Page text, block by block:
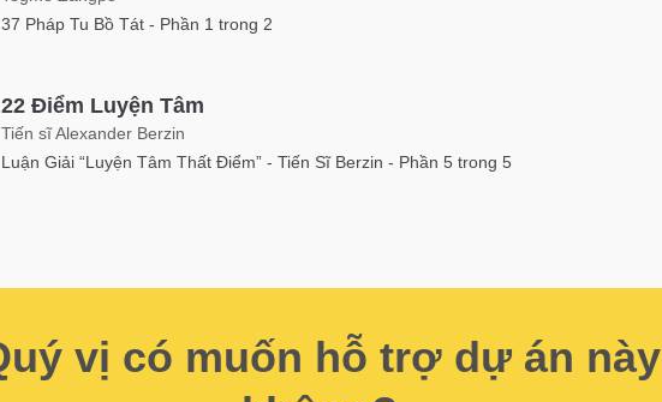
37 Pháp Tu Bồ Tát - Phần 1 trong 2
22 Điểm Luyện Tâm
Tiến sĩ Alexander Berzin
Luận Giải “Luyện Tâm Thất Điểm” - Tiến Sĩ Berzin - Phần 5 trong 5
vị có muốn hỗ trợ dự án này